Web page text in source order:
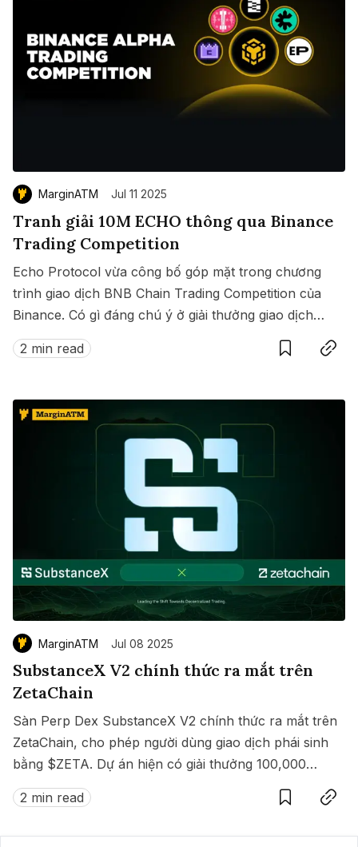
MarginATM Jul 11 2025
Tranh giải 10M ECHO thông qua Binance
Trading Competition
Echo Protocol vừa công bố góp mặt trong chương
trình giao dịch BNB Chain Trading Competition của
Binance. Có gì đáng chú ý ở giải thưởng giao dịch
này?
2 min read
SaveCopy link
MarginATM Jul 08 2025
SubstanceX V2 chính thức ra mắt trên
ZetaChain
Sàn Perp Dex SubstanceX V2 chính thức ra mắt trên
ZetaChain, cho phép người dùng giao dịch phái sinh
bằng $ZETA. Dự án hiện có giải thưởng 100,000
$ZETA diễn ra từ 8 đến 15/07/2025.
2 min read
SaveCopy link